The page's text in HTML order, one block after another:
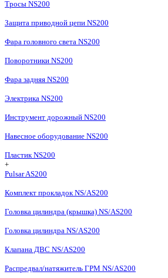
Тросы NS200
Защита приводной цепи NS200
Фара головного света NS200
Поворотники NS200
Фара задняя NS200
Электрика NS200
Инструмент дорожный NS200
Навесное оборудование NS200
Пластик NS200
+
Pulsar AS200
Комплект прокладок NS/AS200
Головка цилиндра (крышка) NS/AS200
Головка цилиндра NS/AS200
Клапана ДВС NS/AS200
Распредвал/натяжитель ГРМ NS/AS200